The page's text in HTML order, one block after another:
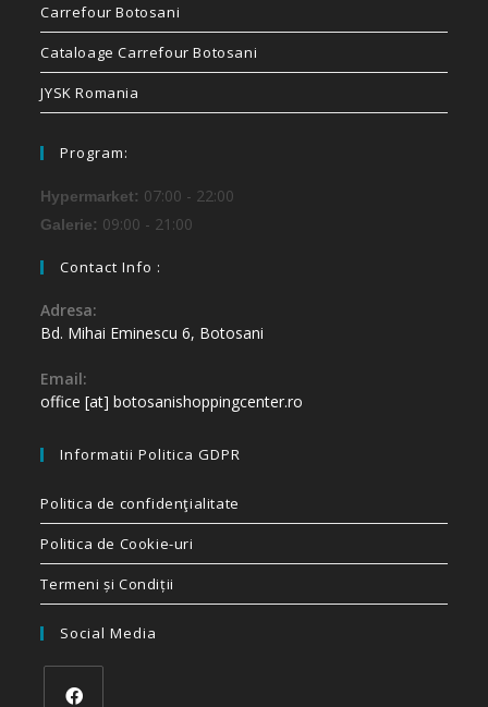
Carrefour Botosani
Cataloage Carrefour Botosani
JYSK Romania
Program:
Hypermarket: 07:00 - 22:00
Galerie: 09:00 - 21:00
Contact Info :
Adresa:
Bd. Mihai Eminescu 6, Botosani
Email:
office [at] botosanishoppingcenter.ro
Informatii Politica GDPR
Politica de confidenţialitate
Politica de Cookie-uri
Termeni și Condiții
Social Media